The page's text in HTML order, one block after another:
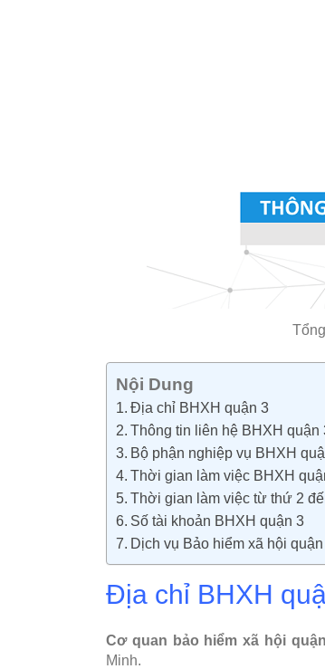
Nội Dung
Địa chỉ BHXH quận 3
Thông tin liên hệ BHXH quận
Bộ phận nghiệp vụ BHXH
Thời gian làm việc BHXH
Thời gian làm việc từ thứ 2
Số tài khoản BHXH quận 3
Dịch vụ Bảo hiểm xã hội
Địa chỉ BHXH
Cơ quan bảo hiểm xã hội
Minh.